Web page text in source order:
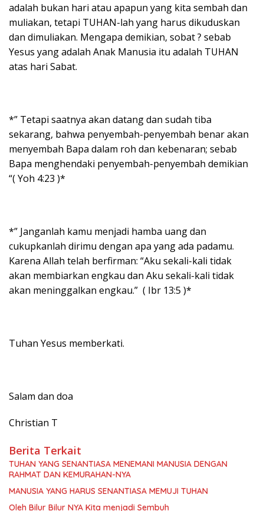
adalah bukan hari atau apapun yang kita sembah dan
muliakan, tetapi TUHAN-lah yang harus dikuduskan
dan dimuliakan. Mengapa demikian, sobat ? sebab
Yesus yang adalah Anak Manusia itu adalah TUHAN
atas hari Sabat.
*” Tetapi saatnya akan datang dan sudah tiba
sekarang, bahwa penyembah-penyembah benar akan
menyembah Bapa dalam roh dan kebenaran; sebab
Bapa menghendaki penyembah-penyembah demikian
“( Yoh 4:23 )*
*” Janganlah kamu menjadi hamba uang dan
cukupkanlah dirimu dengan apa yang ada padamu.
Karena Allah telah berfirman: “Aku sekali-kali tidak
akan membiarkan engkau dan Aku sekali-kali tidak
akan meninggalkan engkau.” ( Ibr 13:5 )*
Tuhan Yesus memberkati.
Salam dan doa
Christian T
Berita Terkait
TUHAN YANG SENANTIASA MENEMANI MANUSIA DENGAN
RAHMAT DAN KEMURAHAN-NYA
MANUSIA YANG HARUS SENANTIASA MEMUJI TUHAN
Oleh Bilur Bilur NYA Kita menjadi Sembuh